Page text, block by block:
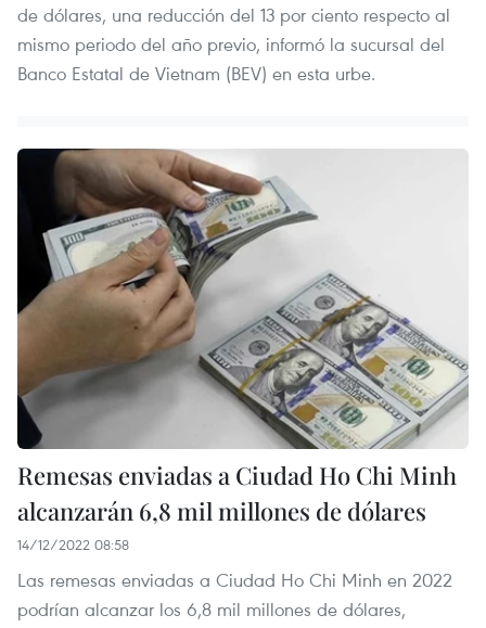
de dólares, una reducción del 13 por ciento respecto al
mismo periodo del año previo, informó la sucursal del
Banco Estatal de Vietnam (BEV) en esta urbe.
Remesas enviadas a Ciudad Ho Chi Minh
alcanzarán 6,8 mil millones de dólares
14/12/2022 08:58
Las remesas enviadas a Ciudad Ho Chi Minh en 2022
podrían alcanzar los 6,8 mil millones de dólares,